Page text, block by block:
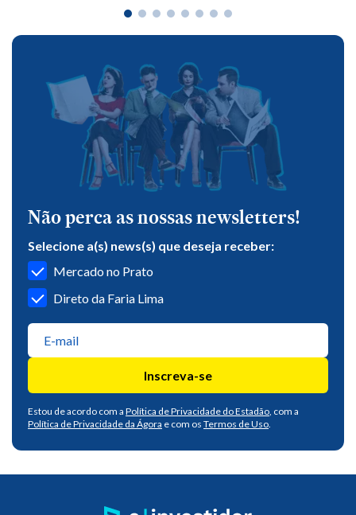
Não perca as nossas newsletters!
Selecione a(s) news(s) que deseja receber:
Mercado no Prato
Direto da Faria Lima
Inscreva-se
Estou de acordo com a Política de Privacidade do Estadão, com a
Política de Privacidade da Ágora e com os Termos de Uso.